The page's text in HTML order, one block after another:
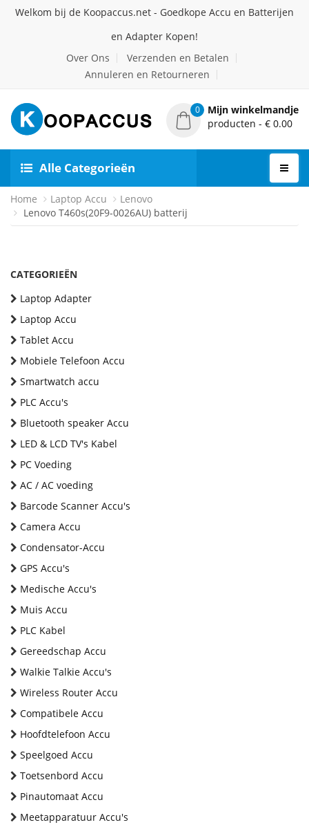
Welkom bij de Koopaccus.net - Goedkope Accu en Batterijen
en Adapter Kopen!
Over Ons
Verzenden en Betalen
Annuleren en Retourneren
0
Mijn winkelmandje
producten - € 0.00
Alle Categorieën
Home Laptop Accu
Lenovo
Lenovo T460s(20F9-0026AU) batterij
CATEGORIEËN
Laptop Adapter
Laptop Accu
Tablet Accu
Mobiele Telefoon Accu
Smartwatch accu
PLC Accu's
Bluetooth speaker Accu
LED & LCD TV's Kabel
PC Voeding
AC / AC voeding
Barcode Scanner Accu's
Camera Accu
Condensator-Accu
GPS Accu's
Medische Accu's
Muis Accu
PLC Kabel
Gereedschap Accu
Walkie Talkie Accu's
Wireless Router Accu
Compatibele Accu
Hoofdtelefoon Accu
Speelgoed Accu
Toetsenbord Accu
Pinautomaat Accu
Meetapparatuur Accu's